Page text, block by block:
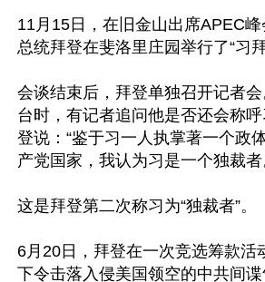
11月15日，在旧金山出席APEC
总统拜登在斐洛里庄园举行了“习拜
会谈结束后，拜登单独召开记者
台时，有记者追问他是否还会称呼
登说：“鉴于习一人执掌著一个政
产党国家，我认为习是一个独裁者
这是拜登第二次称习为“独裁者”。
6月20日，拜登在一次竞选筹款活
下令击落入侵美国领空的中共间